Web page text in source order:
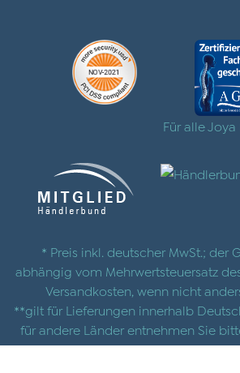
Für alle
* Preis inkl. deutscher MwSt.; der
abhängig vom Mehrwertsteuersatz
Versandkosten , wenn nicht
**gilt für Lieferungen innerhalb
für andere Länder entnehmen Sie
mit den